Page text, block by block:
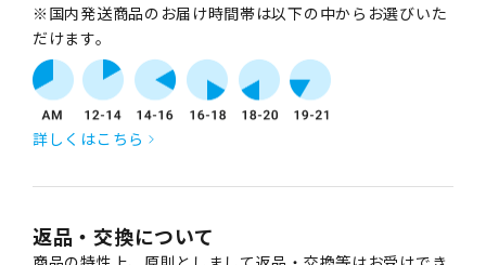
※国内発送商品のお届け時間帯は以下の中からお選びいた
だけます。
詳しくはこちら
返品・交換について